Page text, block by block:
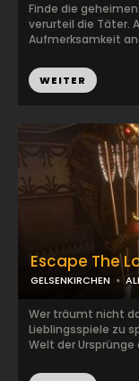
Finde die
verurteil die Täter.
Aufmerksamkeit
WEITER
Escape The
GELSENKIRCHEN
Wer träumt nicht
Lieblingsspiele zu
Welt der Ursprünge